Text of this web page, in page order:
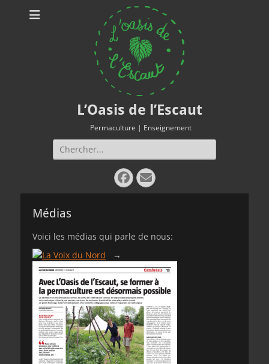
L’Oasis de l’Escaut
Permaculture | Enseignement
Rechercher :
Facebook
E-
mail
Médias
Voici les médias qui parle de nous:
→